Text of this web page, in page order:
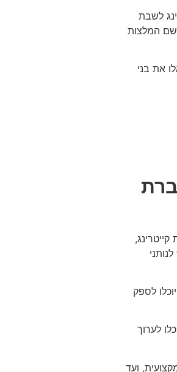
לשבת
שם המלצות
את בני
לספק
לערוך
ועד